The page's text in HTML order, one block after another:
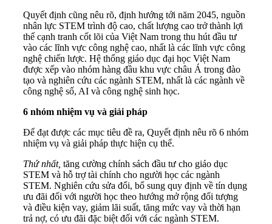
Quyết định cũng nêu rõ, định hướng tới năm 2045, nguồn
nhân lực STEM trình độ cao, chất lượng cao trở thành lợi
thế cạnh tranh cốt lõi của Việt Nam trong thu hút đầu tư
vào các lĩnh vực công nghệ cao, nhất là các lĩnh vực công
nghệ chiến lược. Hệ thống giáo dục đại học Việt Nam
được xếp vào nhóm hàng đầu khu vực châu Á trong đào
tạo và nghiên cứu các ngành STEM, nhất là các ngành về
công nghệ số, AI và công nghệ sinh học.
6 nhóm nhiệm vụ và giải pháp
Để đạt được các mục tiêu đề ra, Quyết định nêu rõ 6 nhóm
nhiệm vụ và giải pháp thực hiện cụ thể.
Thứ nhất, tăng cường chính sách đầu tư cho giáo dục
STEM và hỗ trợ tài chính cho người học các ngành
STEM. Nghiên cứu sửa đổi, bổ sung quy định về tín dụng
ưu đãi đối với người học theo hướng mở rộng đối tượng
và điều kiện vay, giảm lãi suất, tăng mức vay và thời hạn
trả nợ, có ưu đãi đặc biệt đối với các ngành STEM.